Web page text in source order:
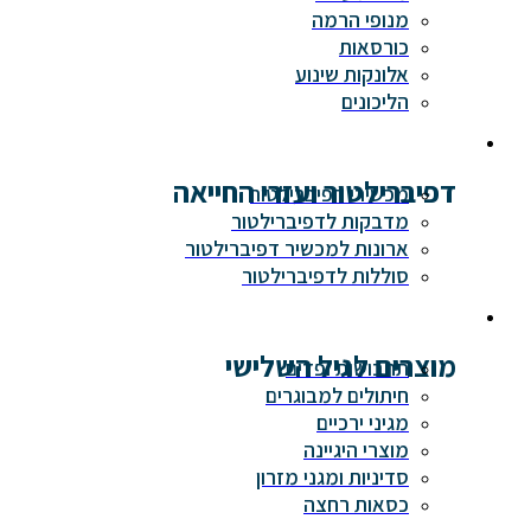
מנופי הרמה
כורסאות
אלונקות שינוע
הליכונים
דפיברילטור ועזרי החייאה
מכשירי דפיברילטור
מדבקות לדפיברילטור
ארונות למכשיר דפיברילטור
סוללות לדפיברילטור
מוצרים לגיל השלישי
תחבושות ופדים
חיתולים למבוגרים
מגיני ירכיים
מוצרי היגיינה
סדיניות ומגני מזרון
כסאות רחצה